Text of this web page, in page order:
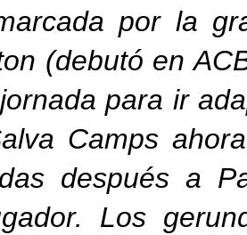
por la
(debutó en
para ir
Camps
después a
Los